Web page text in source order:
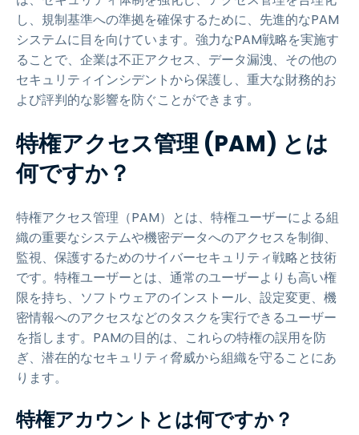
し、規制基準への準拠を確保するために、先進的なPAM
システムに目を向けています。強力なPAM戦略を実施す
ることで、企業は不正アクセス、データ漏洩、その他の
セキュリティインシデントから保護し、重大な財務的お
よび評判的な影響を防ぐことができます。
特権アクセス管理 (PAM) とは
何ですか？
特権アクセス管理（PAM）とは、特権ユーザーによる組
織の重要なシステムや機密データへのアクセスを制御、
監視、保護するためのサイバーセキュリティ戦略と技術
です。特権ユーザーとは、通常のユーザーよりも高い権
限を持ち、ソフトウェアのインストール、設定変更、機
密情報へのアクセスなどのタスクを実行できるユーザー
を指します。PAMの目的は、これらの特権の誤用を防
ぎ、潜在的なセキュリティ脅威から組織を守ることにあ
ります。
特権アカウントとは何ですか？